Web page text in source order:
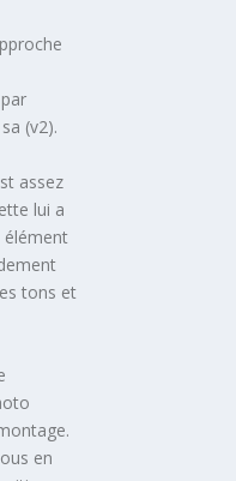
(v2).
assez
lui a
élément
tons et
en